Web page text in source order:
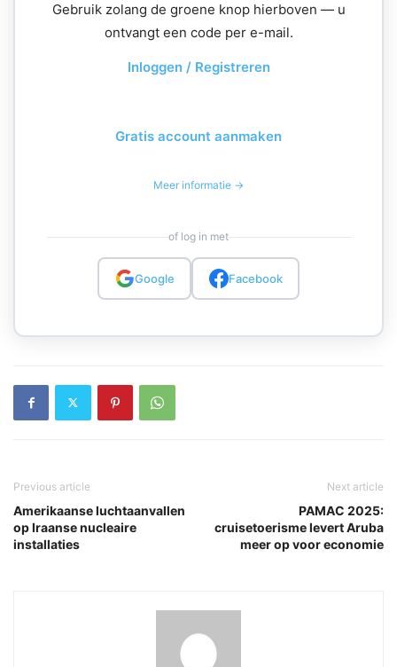
Gebruik zolang de groene knop hierboven — u
ontvangt een code per e-mail.
Inloggen / Registreren
Gratis account aanmaken
Meer informatie →
of log in met
Google Facebook
Previous article
Amerikaanse luchtaanvallen
op Iraanse nucleaire
installaties
Next article
PAMAC 2025:
cruisetoerisme levert Aruba
meer op voor economie